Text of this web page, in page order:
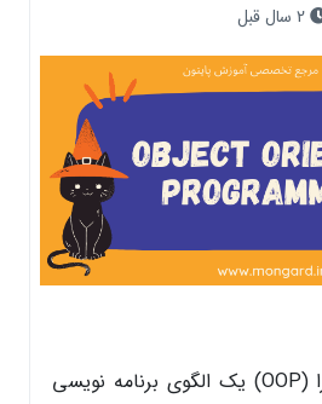
برنامه نویسی شی گرا (OOP) یک الگوی برنامه نویسی